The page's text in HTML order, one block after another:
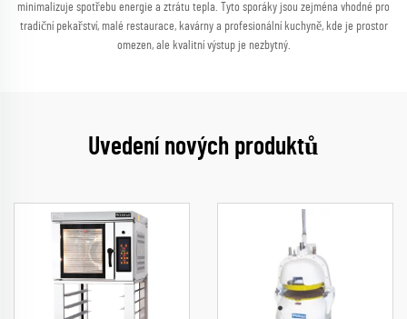
minimalizuje spotřebu energie a ztrátu tepla. Tyto sporáky jsou zejména vhodné pro
tradiční pekařství, malé restaurace, kavárny a profesionální kuchyně, kde je prostor
omezen, ale kvalitní výstup je nezbytný.
Uvedení nových produktů